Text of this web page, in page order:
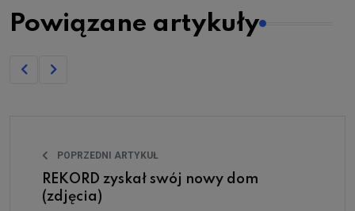
Powiązane artykuły
POPRZEDNI ARTYKUŁ
REKORD zyskał swój nowy dom
(zdjęcia)